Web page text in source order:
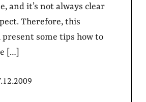
and it’s not always clear
Therefore, this
some tips how to
[…]